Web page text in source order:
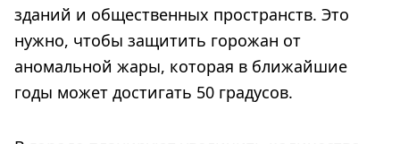
зданий и общественных пространств. Это
нужно, чтобы защитить горожан от
аномальной жары, которая в ближайшие
годы может достигать 50 градусов.